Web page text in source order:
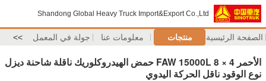
Shandong Global Heavy Truck Import&Export Co.,Ltd
الصفحة الرئيسية منتجات معلومات عنا جولة في المعمل >>
الأحمر FAW 15000L 8 × 4 حمض الهيدروكلوريك ناقلة شاحنة ديزل
نوع الوقود ناقل الحركة اليدوي